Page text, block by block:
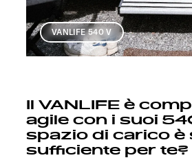
VANLIFE 540 V
Il VANLIFE è
agile con i suoi
spazio di carico è
sufficiente per te?